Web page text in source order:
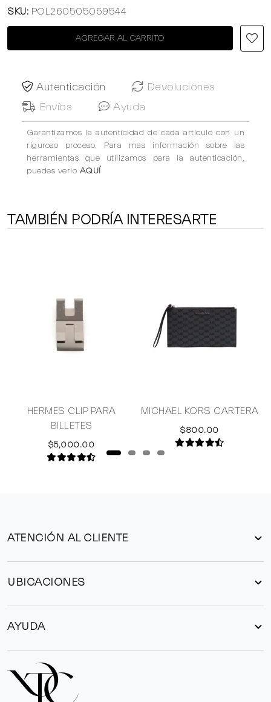
SKU: POL260505059544
AGREGAR AL CARRITO
Autenticación
Devoluciones
Envíos
Ayuda
Garantizamos la autenticidad de cada artículo con un
riguroso proceso. Para mas información sobre las
herramientas que utilizamos para la autenticación,
puedes verlo AQUÍ
TAMBIÉN PODRÍA INTERESARTE
HERMES CLIP PARA
BILLETES
$5,000.00
MICHAEL KORS CARTERA
$800.00
ATENCIÓN AL CLIENTE
UBICACIONES
AYUDA